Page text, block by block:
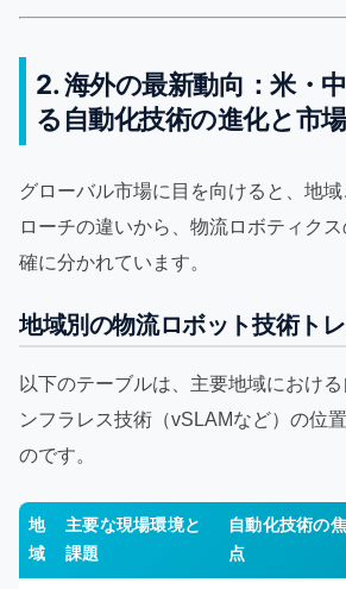
2. 海外の最新動向：米・
る自動化技術の進化と市
グローバル市場に目を向けると、地
ローチの違いから、物流ロボティク
確に分かれています。
地域別の物流ロボット技術ト
以下のテーブルは、主要地域におけ
ンフラレス技術（vSLAMなど）の位
のです。
地
域
主要な現場環境と
課題
自動化技術の焦
点